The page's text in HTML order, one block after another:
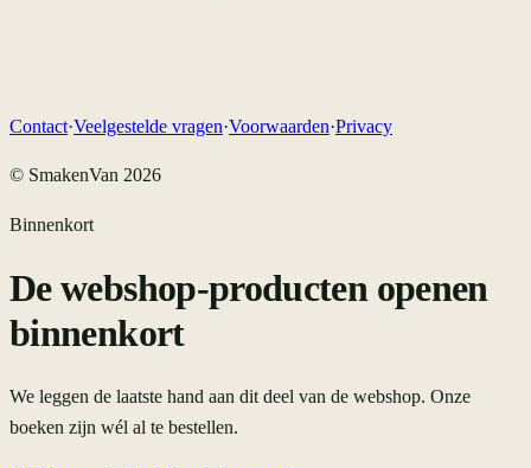
Contact·Veelgestelde vragen·Voorwaarden·Privacy
© SmakenVan 2026
Binnenkort
De webshop-productenopenen
binnenkort
We leggen de laatste hand aan dit deel van de webshop. Onze
boeken zijn wél al te bestellen.